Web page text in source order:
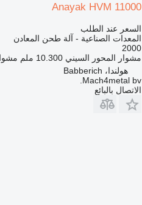
Anayak HVM 11000
السعر عند الطلب
المعدات الصناعية - آلة طحن المعادن
2000
مشوار المحور السيني 10.300 ملم
هولندا، Babberich
Mach4metal bv.
الاتصال بالبائع